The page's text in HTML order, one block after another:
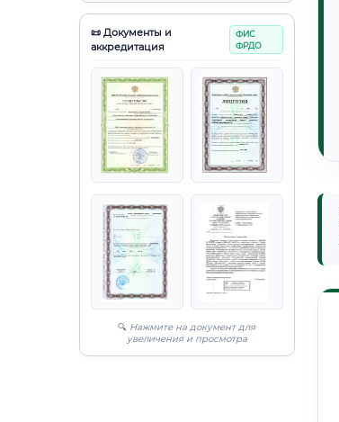
📜 Документы и
аккредитация
ФИС
ФРДО
🔍 Нажмите на документ для
увеличения и просмотра